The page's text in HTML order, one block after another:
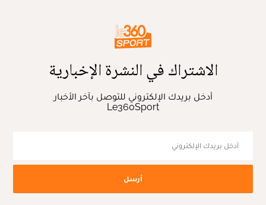
الاشتراك في النشرة الإخبارية
أدخل بريدك الإلكتروني للتوصل بآخر الأخبار
Le360Sport
أرسل